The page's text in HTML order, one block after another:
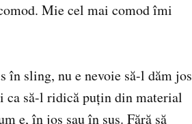
Mie cel mai comod îmi
în sling, nu e nevoie să-l dăm jos
ca să-l ridică puțin din material
e, în jos sau în sus. Fără să